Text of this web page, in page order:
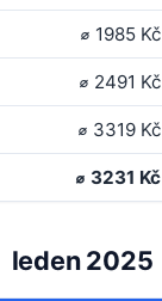
⌀ 1985 Kč
⌀ 2491 Kč
⌀ 3319 Kč
⌀ 3231 Kč
leden 2025